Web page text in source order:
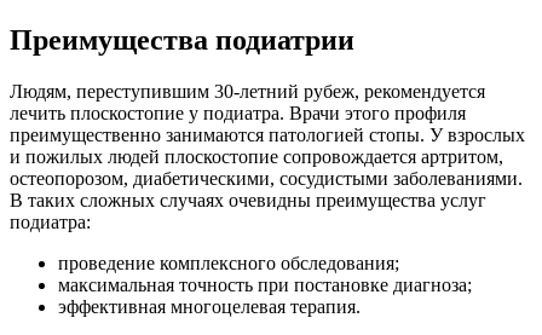
Преимущества подиатрии
Людям, переступившим 30-летний рубеж, рекомендуется
лечить плоскостопие у подиатра. Врачи этого профиля
преимущественно занимаются патологией стопы. У взрослых
и пожилых людей плоскостопие сопровождается артритом,
остеопорозом, диабетическими, сосудистыми заболеваниями.
В таких сложных случаях очевидны преимущества услуг
подиатра:
проведение комплексного обследования;
максимальная точность при постановке диагноза;
эффективная многоцелевая терапия.